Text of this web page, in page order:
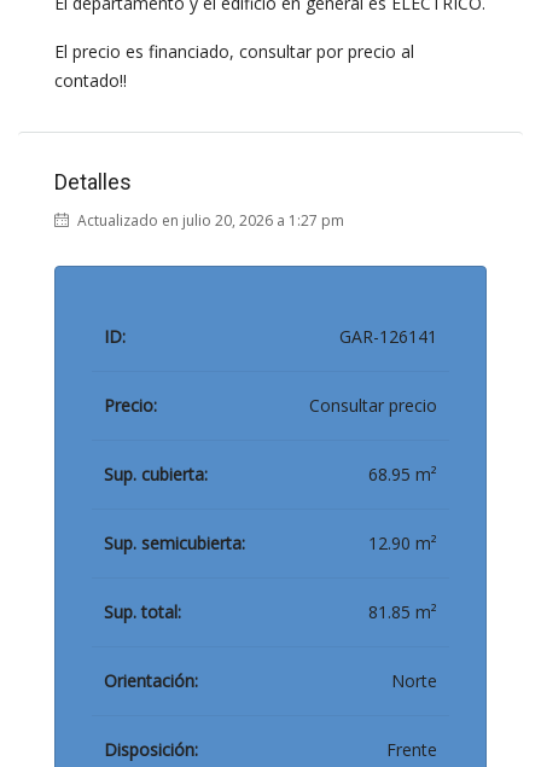
El precio es financiado, consultar por precio al
contado!!
Detalles
Actualizado en julio 20, 2026 a 1:27 pm
ID: GAR-126141
Precio: Consultar precio
Sup. cubierta: 68.95 m²
Sup. semicubierta: 12.90 m²
Sup. total: 81.85 m²
Orientación: Norte
Disposición: Frente